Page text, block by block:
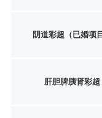
阴道彩超（已婚项目
肝胆脾胰肾彩超